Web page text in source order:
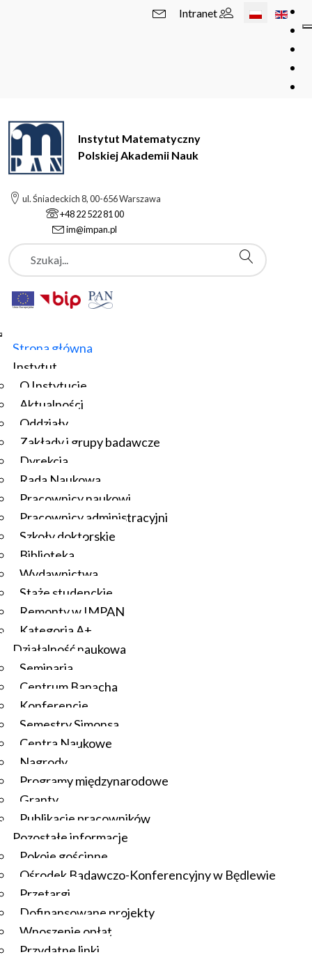
Wybierz swój
Intranet
Instytut Matematyczny
Polskiej Akademii Nauk
ul. Śniadeckich 8, 00-656 Warszawa
+48 22 522 81 00
im@impan.pl
Szukaj
Strona główna
Instytut
O Instytucie
Aktualności
Oddziały
Zakłady i grupy badawcze
Dyrekcja
Rada Naukowa
Pracownicy naukowi
Pracownicy administracyjni
Szkoły doktorskie
Biblioteka
Wydawnictwa
Staże studenckie
Remonty w IMPAN
Kategoria A+
Działalność naukowa
Seminaria
Centrum Banacha
Konferencje
Semestry Simonsa
Centra Naukowe
Nagrody
Programy międzynarodowe
Granty
Publikacje pracowników
Pozostałe informacje
Pokoje gościnne
Ośrodek Badawczo-Konferencyjny w Będlewie
Przetargi
Dofinansowane projekty
Wnoszenie opłat
Przydatne linki